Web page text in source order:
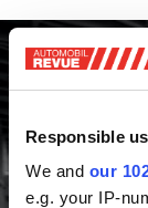
Responsible
We and our
e.g. your IP-